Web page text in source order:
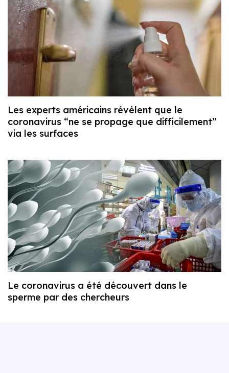
Les experts américains révèlent que le
coronavirus “ne se propage que difficilement”
via les surfaces
Le coronavirus a été découvert dans le
sperme par des chercheurs